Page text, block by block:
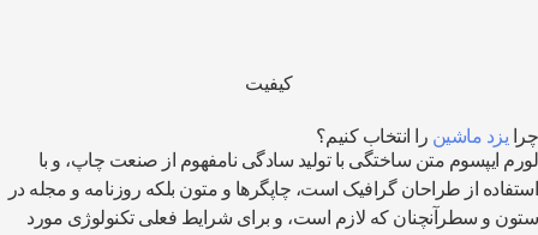
کیفیت
چرا یزد ماشین را انتخاب کنیم؟
لورم ایپسوم متن ساختگی با تولید سادگی نامفهوم از صنعت چاپ، و با
استفاده از طراحان گرافیک است، چاپگرها و متون بلکه روزنامه و مجله در
ستون و سطرآنچنان که لازم است، و برای شرایط فعلی تکنولوژی مورد